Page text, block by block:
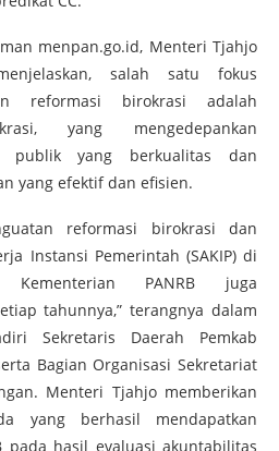
menpan.go.id, Menteri Tjahjo
salah satu fokus
reformasi birokrasi adalah
yang mengedepankan
publik yang berkualitas dan
yang efektif dan efisien.
reformasi birokrasi dan
Instansi Pemerintah (SAKIP) di
Kementerian PANRB juga
tahunnya,” terangnya dalam
Sekretaris Daerah Pemkab
Bagian Organisasi Sekretariat
Menteri Tjahjo memberikan
yang berhasil mendapatkan
pada hasil evaluasi akuntabilitas